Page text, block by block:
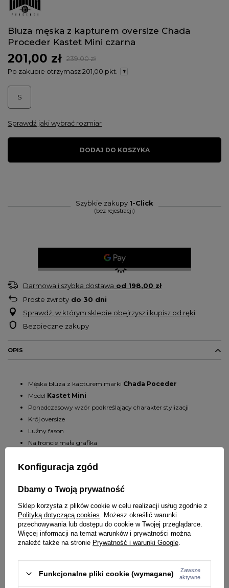
Bluza męska z kapturem oversize Chada
Proceder Kastet Mini czarna
201,00 zł
239,00 zł
Po zakupie otrzymasz201,00 pkt.
S
Sprawdź jaki wybrać rozmiar
DODAJ DO KOSZYKA
Szybkie zakupy 1-Click
(bez rejestracji)
Darmowa i szybka dostawa od 198,00 zł
Proste zwroty do 30 dni
Sprawdź, w którym sklepie obejrzysz i kupisz od ręki
Bezpieczne zakupy
OPIS
Męska bluza z kapturem marki Chada Poceder
Model Kastet Mini
Ponadczasowy wzór podkreślający charakter stylizacji
Krój oversize
Luźny fason
Na froncie mała grafika
Kaptur regulowany sznurkiem
Ściągacz przy rękawkach i na dole bluzy
Wykonana z bawełny o gramaturze 280 g
Materiał: 90% bawełna, 10% poliester
SZCZEGÓŁY PRODUKTU
Konfiguracja zgód
Dbamy o Twoją prywatność
Sklep korzysta z plików cookie w celu realizacji usług zgodnie z
Polityką dotyczącą cookies . Możesz określić warunki
przechowywania lub dostępu do cookie w Twojej przeglądarce.
Więcej informacji na temat warunków i prywatności można
znaleźć także na stronie Prywatność i warunki Google
Funkcjonalne pliki cookie (wymagane)
Zawsze
aktywne